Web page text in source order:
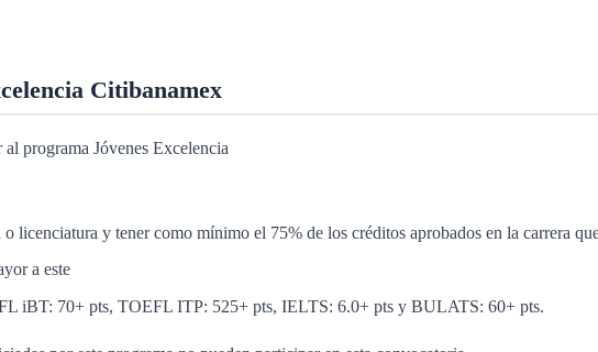
Citibanamex
programa Jóvenes Excelencia
licenciatura y tener como mínimo el 75% de los créditos aprobados en la carrera
a este
iBT: 70+ pts, TOEFL ITP: 525+ pts, IELTS: 6.0+ pts y BULATS: 60+ pts.